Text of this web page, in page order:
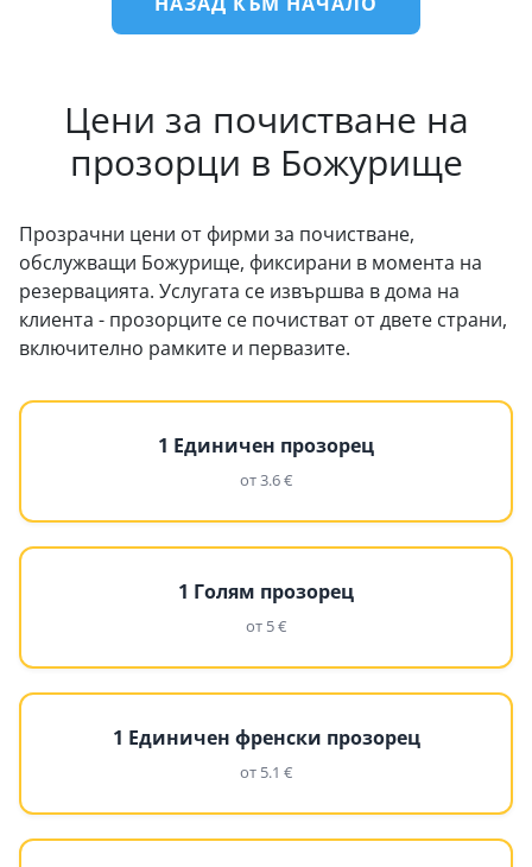
Цени за почистване на
прозорци в Божурище
Прозрачни цени от фирми за почистване,
обслужващи Божурище, фиксирани в момента на
резервацията. Услугата се извършва в дома на
клиента - прозорците се почистват от двете страни,
включително рамките и первазите.
1 Единичен прозорец
от 3.6 €
1 Голям прозорец
от 5 €
1 Единичен френски прозорец
от 5.1 €